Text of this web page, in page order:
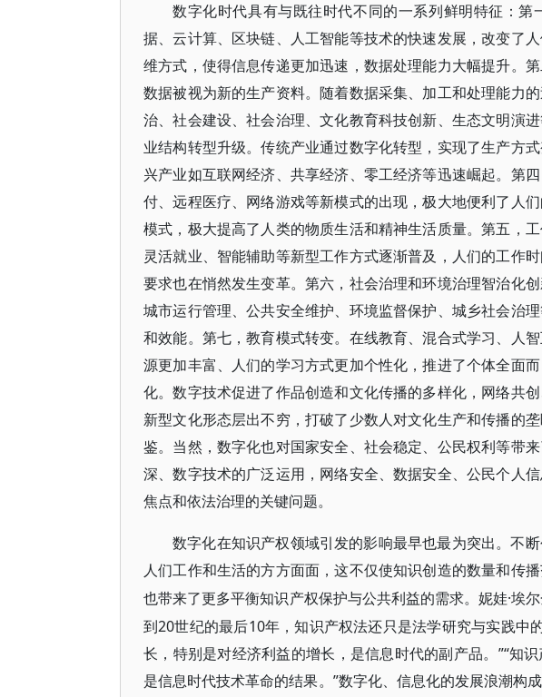
数字化时代具有与既往时代不同的一系列鲜明特征：第
据、云计算、区块链、人工智能等技术的快速发展，改变了
维方式，使得信息传递更加迅速，数据处理能力大幅提升。
数据被视为新的生产资料。随着数据采集、加工和处理能力
治、社会建设、社会治理、文化教育科技创新、生态文明演
业结构转型升级。传统产业通过数字化转型，实现了生产方
兴产业如互联网经济、共享经济、零工经济等迅速崛起。第
付、远程医疗、网络游戏等新模式的出现，极大地便利了人
模式，极大提高了人类的物质生活和精神生活质量。第五，
灵活就业、智能辅助等新型工作方式逐渐普及，人们的工作
要求也在悄然发生变革。第六，社会治理和环境治理智治化
城市运行管理、公共安全维护、环境监督保护、城乡社会治
和效能。第七，教育模式转变。在线教育、混合式学习、人
源更加丰富、人们的学习方式更加个性化，推进了个体全面
化。数字技术促进了作品创造和文化传播的多样化，网络共
新型文化形态层出不穷，打破了少数人对文化生产和传播的
鉴。当然，数字化也对国家安全、社会稳定、公民权利等带
深、数字技术的广泛运用，网络安全、数据安全、公民个人
焦点和依法治理的关键问题。
数字化在知识产权领域引发的影响最早也最为突出。不
人们工作和生活的方方面面，这不仅使知识创造的数量和传
也带来了更多平衡知识产权保护与公共利益的需求。妮娃·埃
到20世纪的最后10年，知识产权法还只是法学研究与实践
长，特别是对经济利益的增长，是信息时代的副产品。”“知
是信息时代技术革命的结果。”数字化、信息化的发展浪潮构